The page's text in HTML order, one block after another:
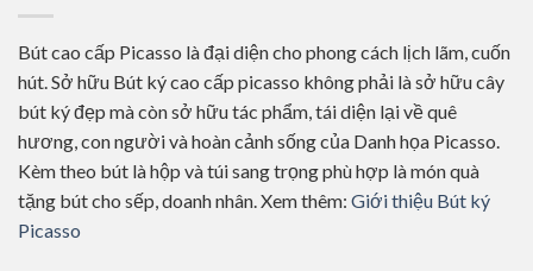
Bút cao cấp Picasso là đại diện cho phong cách lịch lãm, cuốn
hút. Sở hữu Bút ký cao cấp picasso không phải là sở hữu cây
bút ký đẹp mà còn sở hữu tác phẩm, tái diện lại về quê
hương, con người và hoàn cảnh sống của Danh họa Picasso.
Kèm theo bút là hộp và túi sang trọng phù hợp là món quà
tặng bút cho sếp, doanh nhân. Xem thêm: Giới thiệu Bút ký
Picasso